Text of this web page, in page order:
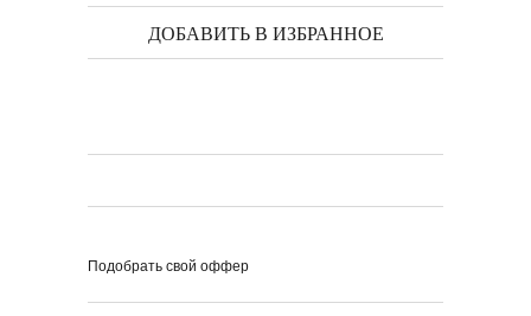
ДОБАВИТЬ В ИЗБРАННОЕ
Подобрать свой оффер